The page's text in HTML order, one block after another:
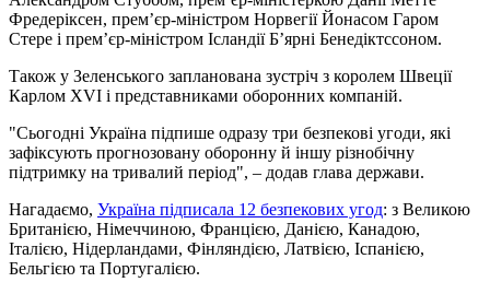
Фредеріксен, прем’єр-міністром Норвегії Йонасом Гаром
Стере і прем’єр-міністром Ісландії Бʼярні Бенедіктссоном.
Також у Зеленського запланована зустріч з королем Швеції
Карлом XVI і представниками оборонних компаній.
"Сьогодні Україна підпише одразу три безпекові угоди, які
зафіксують прогнозовану оборонну й іншу різнобічну
підтримку на тривалий період", – додав глава держави.
Нагадаємо, Україна підписала 12 безпекових угод: з Великою
Британією, Німеччиною, Францією, Данією, Канадою,
Італією, Нідерландами, Фінляндією, Латвією, Іспанією,
Бельгією та Португалією.